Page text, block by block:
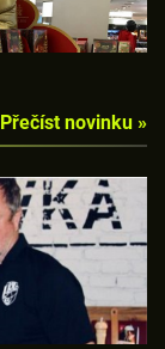
Přečíst novinku »